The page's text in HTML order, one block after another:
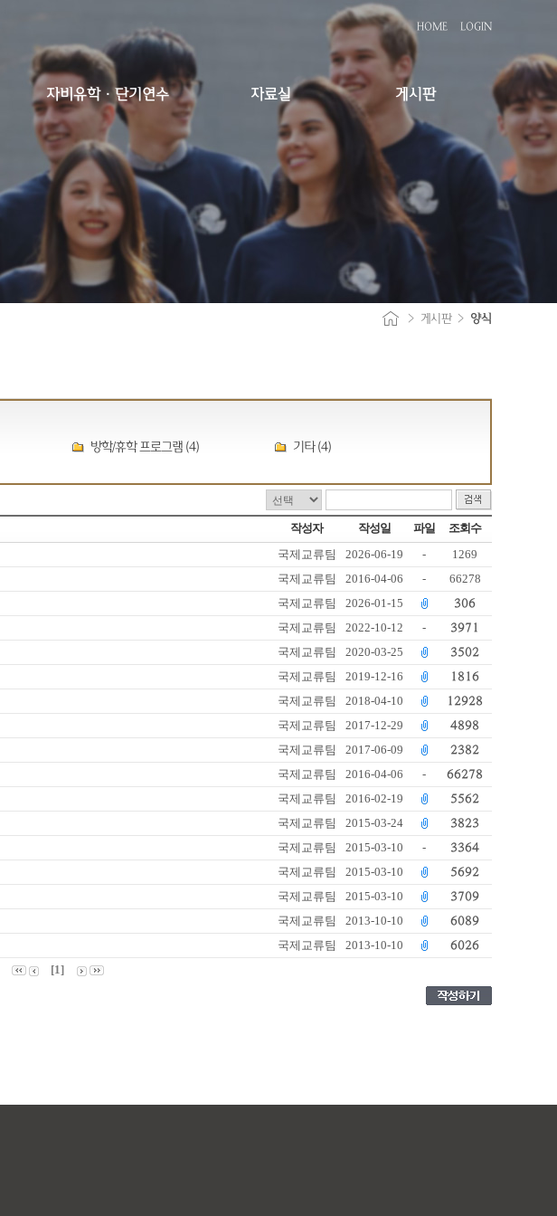
HOME LOGIN
자비유학·단기연수 자료실 게시판
> 게시판 > 양식
방학/휴학 프로그램 (4) 기타 (4)
작성자 작성일 파일 조회수
국제교류팀 2026-06-19 - 1269
국제교류팀 2016-04-06 -
66278
국제교류팀 2026-01-15 306
국제교류팀 2022-10-12 - 3971
국제교류팀 2020-03-25 3502
국제교류팀 2019-12-16 1816
국제교류팀 2018-04-10 12928
국제교류팀 2017-12-29 4898
국제교류팀 2017-06-09 2382
국제교류팀 2016-04-06 - 66278
국제교류팀 2016-02-19 5562
국제교류팀 2015-03-24 3823
국제교류팀 2015-03-10 - 3364
국제교류팀 2015-03-10 5692
국제교류팀 2015-03-10 3709
국제교류팀 2013-10-10 6089
국제교류팀 2013-10-10 6026
[1]